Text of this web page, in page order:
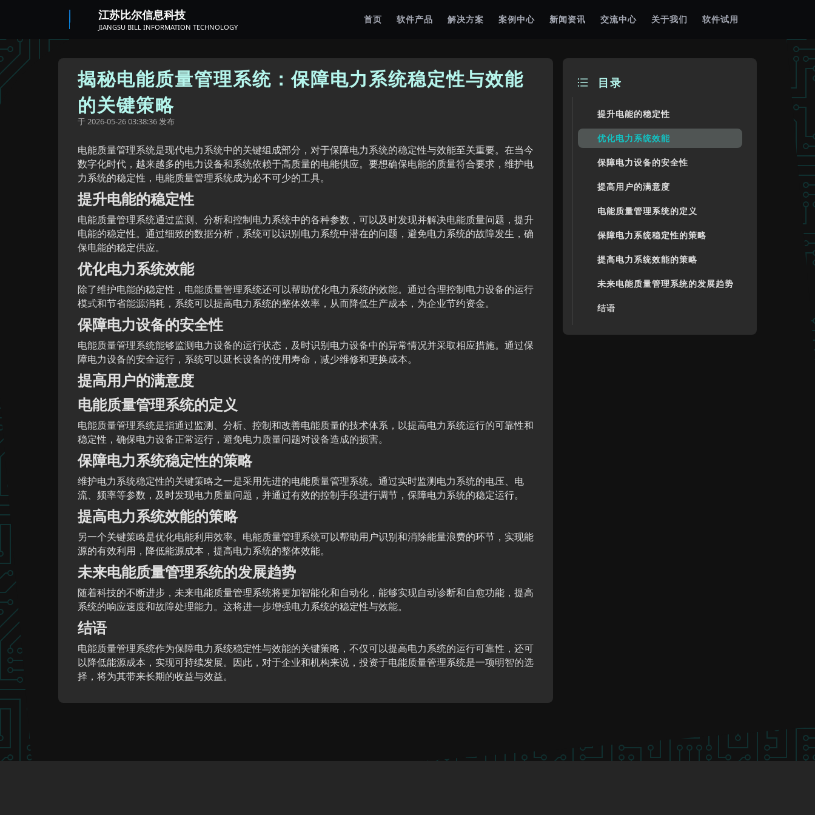
江苏比尔信息科技
JIANGSU BILL INFORMATION TECHNOLOGY
首页 软件产品 解决方案 案例中心 新闻资讯 交流中心 关于我们 软件试用
揭秘电能质量管理系统：保障电力系统稳定性与效能
的关键策略
于2026-05-26 03:38:36 发布
电能质量管理系统是现代电力系统中的关键组成部分，对于保障电力系统的稳定性与效能至关重要。在当今
数字化时代，越来越多的电力设备和系统依赖于高质量的电能供应。要想确保电能的质量符合要求，维护电
力系统的稳定性，电能质量管理系统成为必不可少的工具。
提升电能的稳定性
电能质量管理系统通过监测、分析和控制电力系统中的各种参数，可以及时发现并解决电能质量问题，提升
电能的稳定性。通过细致的数据分析，系统可以识别电力系统中潜在的问题，避免电力系统的故障发生，确
保电能的稳定供应。
优化电力系统效能
除了维护电能的稳定性，电能质量管理系统还可以帮助优化电力系统的效能。通过合理控制电力设备的运行
模式和节省能源消耗，系统可以提高电力系统的整体效率，从而降低生产成本，为企业节约资金。
保障电力设备的安全性
电能质量管理系统能够监测电力设备的运行状态，及时识别电力设备中的异常情况并采取相应措施。通过保
障电力设备的安全运行，系统可以延长设备的使用寿命，减少维修和更换成本。
提高用户的满意度
电能质量管理系统的定义
电能质量管理系统是指通过监测、分析、控制和改善电能质量的技术体系，以提高电力系统运行的可靠性和
稳定性，确保电力设备正常运行，避免电力质量问题对设备造成的损害。
保障电力系统稳定性的策略
维护电力系统稳定性的关键策略之一是采用先进的电能质量管理系统。通过实时监测电力系统的电压、电
流、频率等参数，及时发现电力质量问题，并通过有效的控制手段进行调节，保障电力系统的稳定运行。
提高电力系统效能的策略
另一个关键策略是优化电能利用效率。电能质量管理系统可以帮助用户识别和消除能量浪费的环节，实现能
源的有效利用，降低能源成本，提高电力系统的整体效能。
未来电能质量管理系统的发展趋势
随着科技的不断进步，未来电能质量管理系统将更加智能化和自动化，能够实现自动诊断和自愈功能，提高
系统的响应速度和故障处理能力。这将进一步增强电力系统的稳定性与效能。
结语
电能质量管理系统作为保障电力系统稳定性与效能的关键策略，不仅可以提高电力系统的运行可靠性，还可
以降低能源成本，实现可持续发展。因此，对于企业和机构来说，投资于电能质量管理系统是一项明智的选
择，将为其带来长期的收益与效益。
目录
提升电能的稳定性
优化电力系统效能
保障电力设备的安全性
提高用户的满意度
电能质量管理系统的定义
保障电力系统稳定性的策略
提高电力系统效能的策略
未来电能质量管理系统的发展趋势
结语